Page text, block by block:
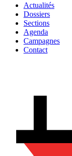
Actualités
Dossiers
Sections
Agenda
Campagnes
Contact